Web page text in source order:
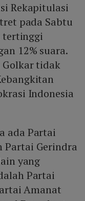
Rekapitulasi
pada Sabtu
tertinggi
12% suara.
Golkar tidak
Indonesia
ada Partai
Partai Gerindra
yang
Partai
Amanat